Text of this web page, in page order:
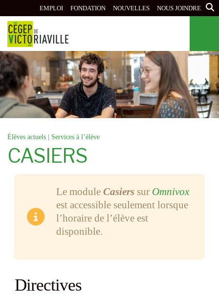
au
contenu
principal
EMPLOI FONDATION NOUVELLES NOUS JOINDRE
Élèves actuels Services à l’élève
CASIERS
Le module Casiers sur Omnivox
est accessible seulement lorsque
l’horaire de l’élève est
disponible.
Directives